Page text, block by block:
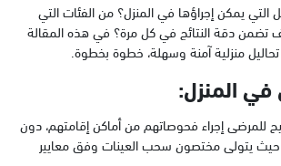
التي يمكن إجراؤها في المنزل؟ من الفئات التي
تضمن دقة النتائج في كل مرة؟ في هذه المقالة
تحاليل منزلية آمنة وسهلة، خطوة بخطوة.
في المنزل:
للمرضى إجراء فحوصاتهم من أماكن إقامتهم، دون
حيث يتولى مختصون سحب العينات وفق معايير